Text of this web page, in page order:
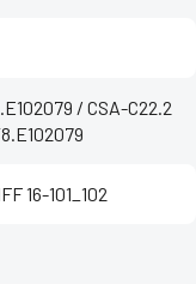
/ CSA-C22.2
16-101_102